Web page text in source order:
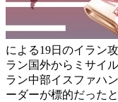
による19日のイラン
ラン国外からミサイ
ラン中部イスファハ
ーダーが標的だったと